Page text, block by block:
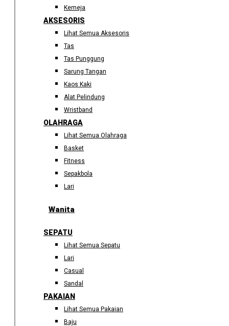
Kemeja
AKSESORIS
Lihat Semua Aksesoris
Tas
Tas Punggung
Sarung Tangan
Kaos Kaki
Alat Pelindung
Wristband
OLAHRAGA
Lihat Semua Olahraga
Basket
Fitness
Sepakbola
Lari
Wanita
SEPATU
Lihat Semua Sepatu
Lari
Casual
Sandal
PAKAIAN
Lihat Semua Pakaian
Baju